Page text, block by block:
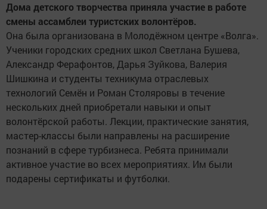
Дома детского творчества приняла участие в работе
смены ассамблеи туристских волонтёров.
Она была организована в Молодёжном центре «Волга».
Ученики городских средних школ Светлана Бушева,
Александр Ферафонтов, Дарья Зуйкова, Валерия
Шишкина и студенты техникума отраслевых
технологий Семён и Роман Столяровы в течение
нескольких дней приобретали навыки и опыт
волонтёрской работы. Лекции, практические занятия,
мастер-классы были направлены на расширение
познаний в сфере турбизнеса. Ребята принимали
активное участие во всех мероприятиях. Им были
подарены сертификаты и футболки.